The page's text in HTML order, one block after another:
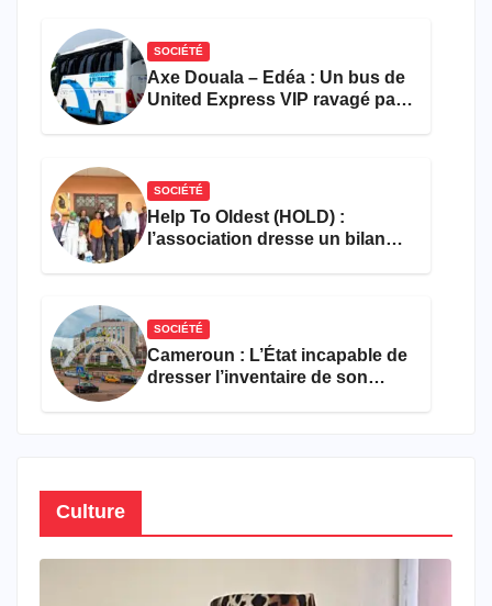
SOCIÉTÉ
Axe Douala – Edéa : Un bus de
United Express VIP ravagé par
SOCIÉTÉ
Help To Oldest (HOLD) :
l’association dresse un bilan
SOCIÉTÉ
Cameroun : L’État incapable de
dresser l’inventaire de son
Culture